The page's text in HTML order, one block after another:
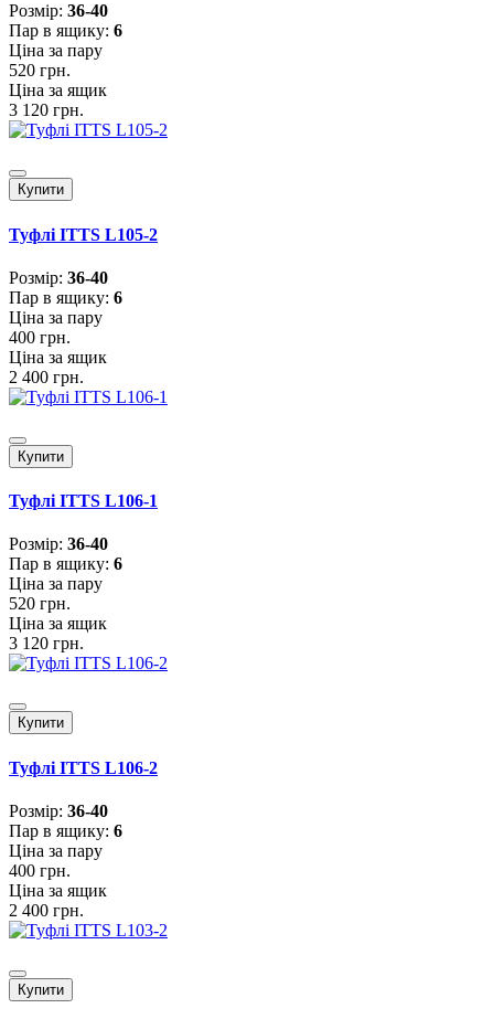
Розмiр: 36-40
Пар в ящику: 6
Ціна за пару
520 грн.
Ціна за ящик
3 120 грн.
Купити
Туфлі ITTS L105-2
Розмiр: 36-40
Пар в ящику: 6
Ціна за пару
400 грн.
Ціна за ящик
2 400 грн.
Купити
Туфлі ITTS L106-1
Розмiр: 36-40
Пар в ящику: 6
Ціна за пару
520 грн.
Ціна за ящик
3 120 грн.
Купити
Туфлі ITTS L106-2
Розмiр: 36-40
Пар в ящику: 6
Ціна за пару
400 грн.
Ціна за ящик
2 400 грн.
Купити